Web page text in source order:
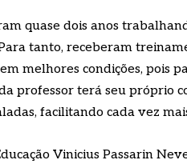
quase dois anos
tanto, receberam
melhores condições, pois
professor terá seu próprio
facilitando cada vez
Vinicius Passarin